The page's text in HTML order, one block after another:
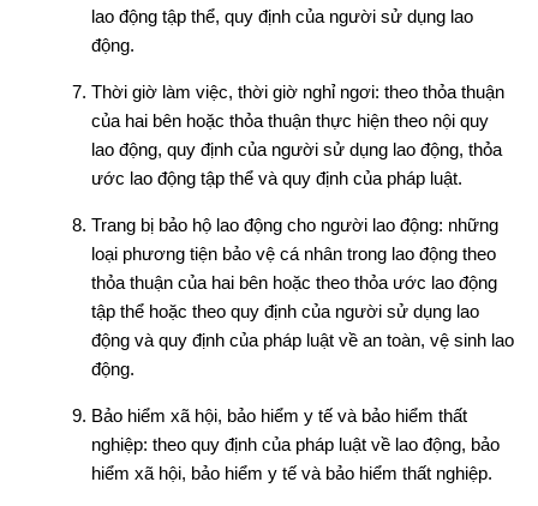
lao động tập thể, quy định của người sử dụng lao
động.
Thời giờ làm việc, thời giờ nghỉ ngơi: theo thỏa thuận
của hai bên hoặc thỏa thuận thực hiện theo nội quy
lao động, quy định của người sử dụng lao động, thỏa
ước lao động tập thể và quy định của pháp luật.
Trang bị bảo hộ lao động cho người lao động: những
loại phương tiện bảo vệ cá nhân trong lao động theo
thỏa thuận của hai bên hoặc theo thỏa ước lao động
tập thể hoặc theo quy định của người sử dụng lao
động và quy định của pháp luật về an toàn, vệ sinh lao
động.
Bảo hiểm xã hội, bảo hiểm y tế và bảo hiểm thất
nghiệp: theo quy định của pháp luật về lao động, bảo
hiểm xã hội, bảo hiểm y tế và bảo hiểm thất nghiệp.